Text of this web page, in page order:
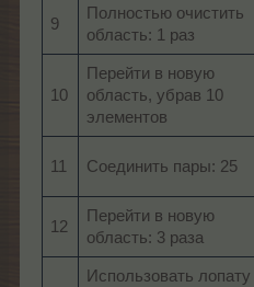
9
Полностью очистить
область: 1 раз
10
Перейти в новую
область, убрав 10
элементов
11 Соединить пары: 25
12
Перейти в новую
область: 3 раза
Использовать лопату